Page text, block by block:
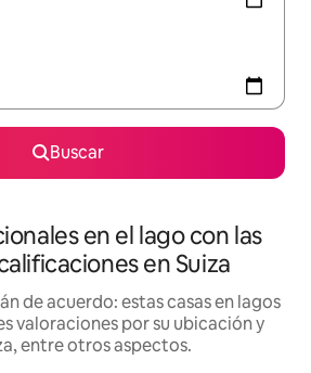
Buscar
en el lago con las
en Suiza
de acuerdo: estas casas en lagos
valoraciones por su ubicación y
entre otros aspectos.